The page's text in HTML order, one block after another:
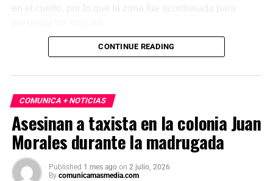
en el cuello, por lo que la zona fue acordonada para
Las primeras investigaciones apuntan a que el hombre
madrugada. Personal de la Fiscalía y del Servicio Médico
Forense realizó el levantamiento del cuerpo e inició la
carpeta de investigación correspondiente para esclarecer
este homicidio.
CONTINUE READING
COMUNICA + NOTICIAS
Asesinan a taxista en la colonia Juan
Morales durante la madrugada
Published 1 mes ago on 2 julio, 2026
By comunicamasmedia.com